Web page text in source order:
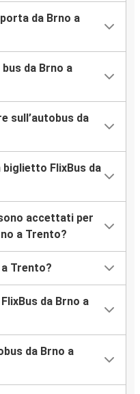
da Brno a
da Brno a
sull’autobus da
FlixBus da
accettati per
a Trento?
Trento?
da Brno a
da Brno a